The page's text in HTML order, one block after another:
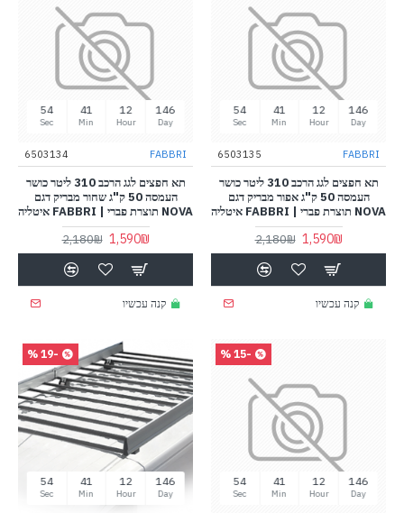
146
Day
12
Hour
41
Min
53
Sec
FABBRI
6503135
תא חפצים לגג הרכב 310 ליטר כושר
העמסה 50 ק"ג אפור מבריק דגם
NOVA תוצרת פברי | FABBRI איטליה
1,590₪
2,180₪
קנה עכשיו
146
Day
12
Hour
41
Min
53
Sec
FABBRI
6503134
תא חפצים לגג הרכב 310 ליטר כושר
העמסה 50 ק"ג שחור מבריק דגם
NOVA תוצרת פברי | FABBRI איטליה
1,590₪
2,180₪
קנה עכשיו
-15 %
146
Day
12
Hour
41
Min
53
Sec
-19 %
146
Day
12
Hour
41
Min
53
Sec